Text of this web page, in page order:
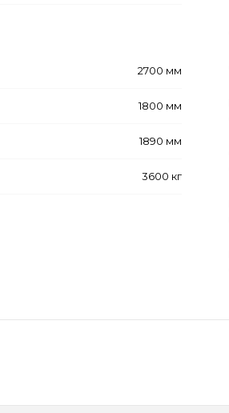
2700 мм
1800 мм
1890 мм
3600 кг